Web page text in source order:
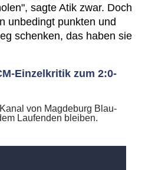
sagte Atik zwar. Doch
unbedingt punkten und
schenken, das haben sie
Einzelkritik zum 2:0-